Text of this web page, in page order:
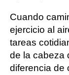
Cuando
ejercicio al
tareas
de la cabeza
diferencia de